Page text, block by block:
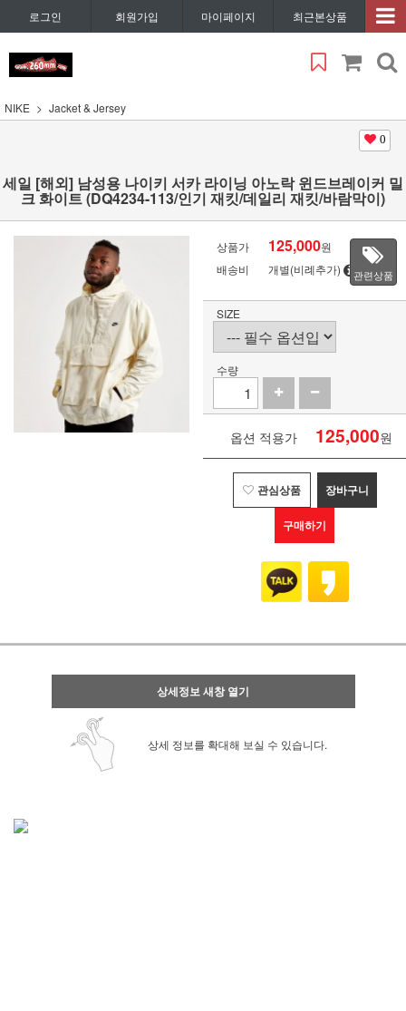
로그인 회원가입 마이페이지 최근본상품
NIKE Jacket & Jersey
0
세일 [해외] 남성용 나이키 서카 라이닝 아노락 윈드브레이커 밀
크 화이트 (DQ4234-113/인기 재킷/데일리 재킷/바람막이)
상품가 125,000원
배송비
개별(비례추가) 관련상품
SIZE
수량
옵션 적용가 125,000원
관심상품 장바구니
구매하기
상세정보 새창 열기
상세 정보를 확대해 보실 수 있습니다.